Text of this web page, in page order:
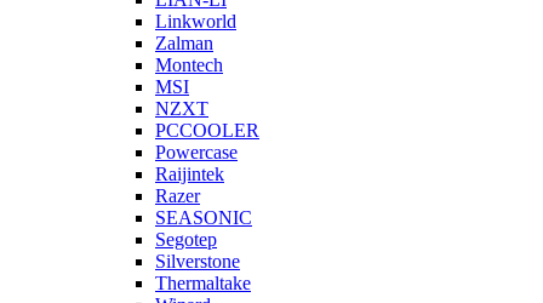
Linkworld
Zalman
Montech
MSI
NZXT
PCCOOLER
Powercase
Raijintek
Razer
SEASONIC
Segotep
Silverstone
Thermaltake